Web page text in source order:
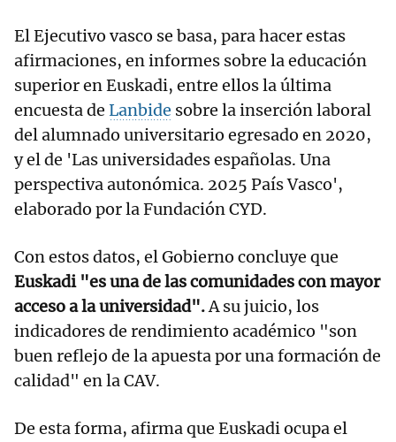
El Ejecutivo vasco se basa, para hacer estas
afirmaciones, en informes sobre la educación
superior en Euskadi, entre ellos la última
encuesta de Lanbide sobre la inserción laboral
del alumnado universitario egresado en 2020,
y el de 'Las universidades españolas. Una
perspectiva autonómica. 2025 País Vasco',
elaborado por la Fundación CYD.
Con estos datos, el Gobierno concluye que
Euskadi "es una de las comunidades con mayor
acceso a la universidad".A su juicio, los
indicadores de rendimiento académico "son
buen reflejo de la apuesta por una formación de
calidad" en la CAV.
De esta forma, afirma que Euskadi ocupa el